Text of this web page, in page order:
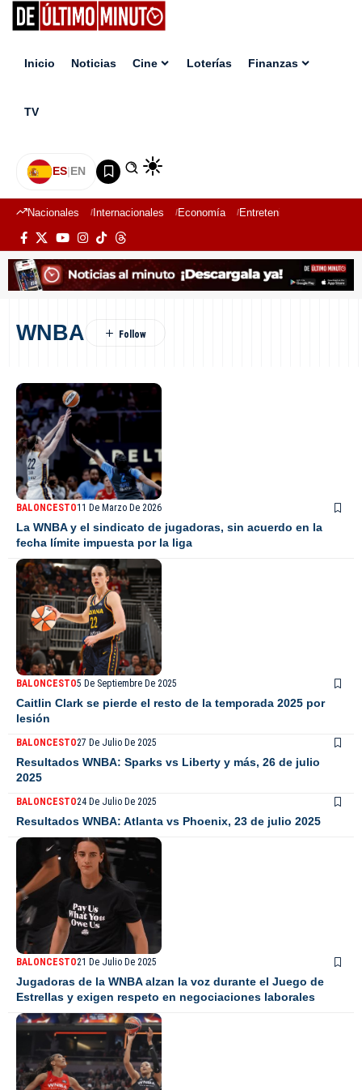
Inicio Noticias Cine Loterías Finanzas
TV
ES|EN
Nacionales Internacionales Economía Entretenimiento
WNBA
BALONCESTO11 De Marzo De 2026
La WNBA y el sindicato de jugadoras, sin acuerdo en la
fecha límite impuesta por la liga
BALONCESTO5 De Septiembre De 2025
Caitlin Clark se pierde el resto de la temporada 2025 por
lesión
BALONCESTO27 De Julio De 2025
Resultados WNBA: Sparks vs Liberty y más, 26 de julio
2025
BALONCESTO24 De Julio De 2025
Resultados WNBA: Atlanta vs Phoenix, 23 de julio 2025
BALONCESTO21 De Julio De 2025
Jugadoras de la WNBA alzan la voz durante el Juego de
Estrellas y exigen respeto en negociaciones laborales